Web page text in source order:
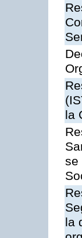
la
se
la